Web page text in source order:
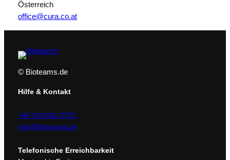
Österreich
office@cura.co.at
© Bioteams.de
Hilfe & Kontakt
+49 (0)4362 5751
info@bioteams.de
Telefonische Erreichbarkeit